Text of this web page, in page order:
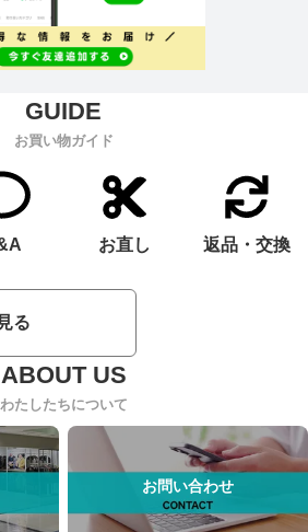
お買い物ガイド
お直し 返品・交換
る
わたしたちについて
お問い合わせ